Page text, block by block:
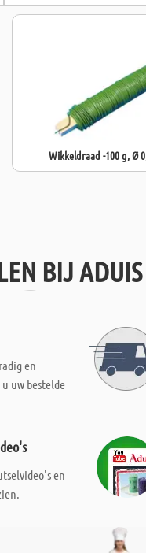
Wikkeldraad -100 g, Ø
BIJ ADUIS
en
uw bestelde
en